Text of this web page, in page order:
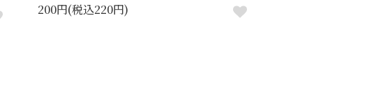
200円(税込220円)